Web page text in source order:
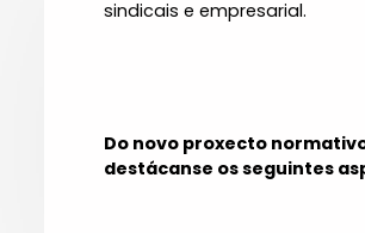
sindicais e empresarial.
Do novo proxecto
destácanse os seguintes